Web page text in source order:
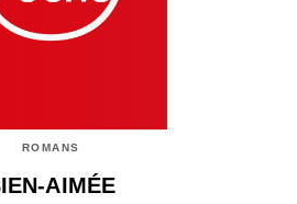
ROMANS
AIMÉE